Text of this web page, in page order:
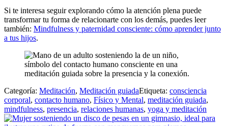
Si te interesa seguir explorando cómo la atención plena puede
transformar tu forma de relacionarte con los demás, puedes leer
también: Mindfulness y paternidad consciente: cómo aprender junto
a tus hijos.
Categoría: Meditación, Meditación guiadaEtiqueta: consciencia
corporal, contacto humano, Físico y Mental, meditación guiada,
mindfulness, presencia, relaciones humanas, yoga y meditación
Entrada